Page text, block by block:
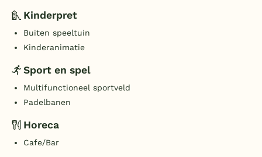
Kinderpret
Buiten speeltuin
Kinderanimatie
Sport en spel
Multifunctioneel sportveld
Padelbanen
Horeca
Cafe/Bar